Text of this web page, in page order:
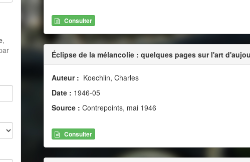
,
Consulter
Éclipse de la mélancolie : quelques pages sur l'art
Auteur : Koechlin, Charles
Date : 1946-05
Source : Contrepoints, mai 1946
Consulter